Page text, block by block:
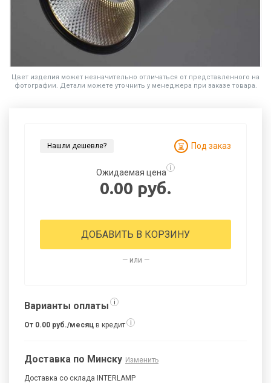
Цвет изделия может незначительно отличаться от представленного на
фотографии. Детали можете уточнить у менеджера при заказе товара.
Нашли дешевле? Под заказ
Ожидаемая цена i
0.00 руб.
ДОБАВИТЬ В КОРЗИНУ
— или —
Варианты оплаты i
От 0.00 руб./месяц в кредит i
Доставка по Минску Изменить
Доставка со склада INTERLAMP